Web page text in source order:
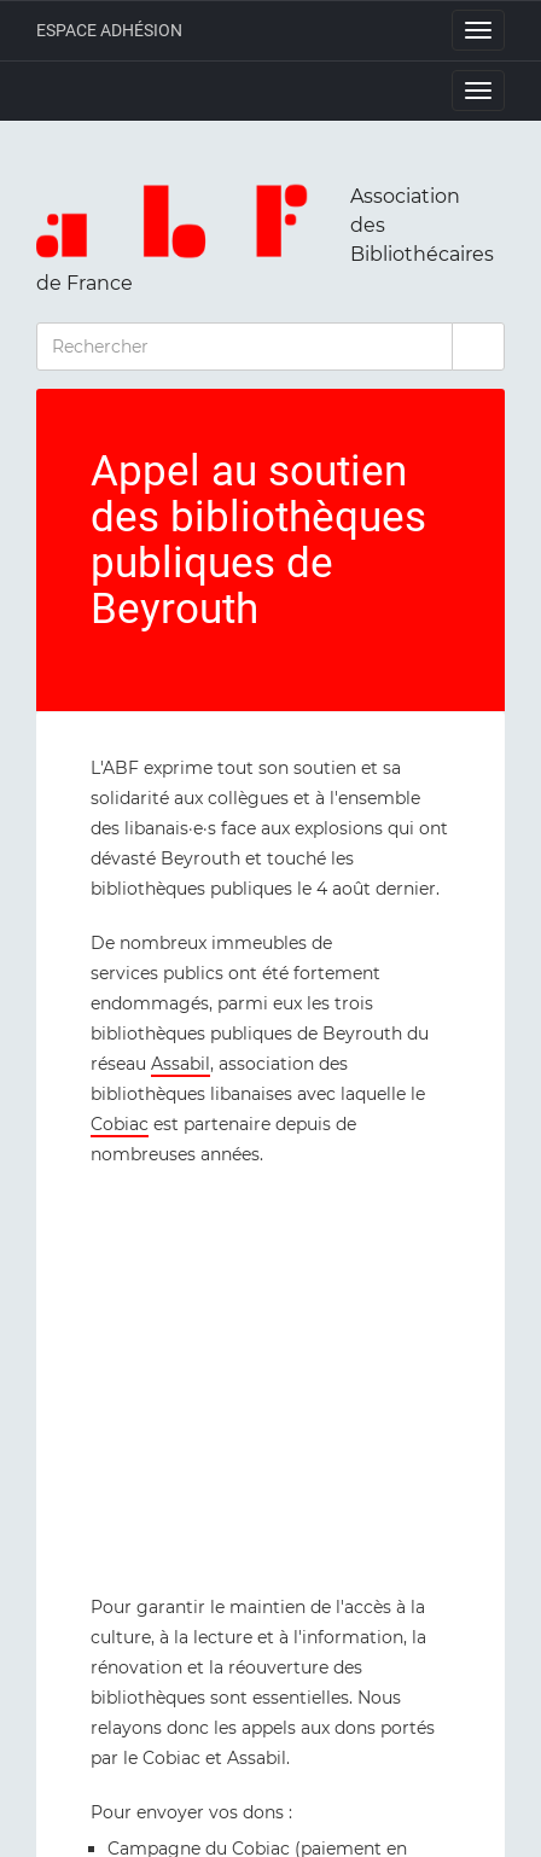
Toggle
ESPACE ADHÉSION
Toggle
Association
des
Bibliothécaires
de France
RECHERCHER
Appel au soutien
des bibliothèques
publiques de
Beyrouth
L'ABF exprime tout son soutien et sa
solidarité aux collègues et à l'ensemble
des libanais·e·s face aux explosions qui ont
dévasté Beyrouth et touché les
bibliothèques publiques le 4 août dernier.
De nombreux immeubles de
services publics ont été fortement
endommagés, parmi eux les trois
bibliothèques publiques de Beyrouth du
réseau Assabil, association des
bibliothèques libanaises avec laquelle le
Cobiac est partenaire depuis de
nombreuses années.
Pour garantir le maintien de l'accès à la
culture, à la lecture et à l'information, la
rénovation et la réouverture des
bibliothèques sont essentielles. Nous
relayons donc les appels aux dons portés
par le Cobiac et Assabil.
Pour envoyer vos dons :
Campagne du Cobiac (paiement en